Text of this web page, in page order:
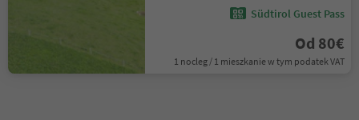
Südtirol Guest Pass
Od 80€
1 nocleg / 1 mieszkanie w tym podatek VAT